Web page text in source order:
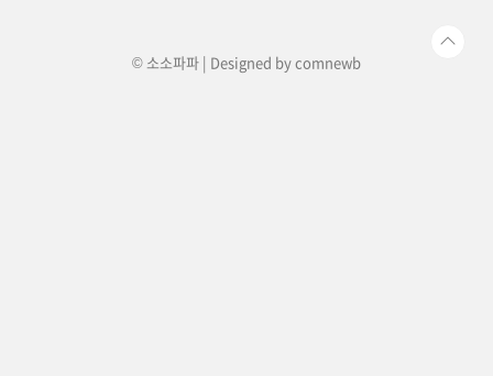
© 소소파파 | Designed bycomnewb